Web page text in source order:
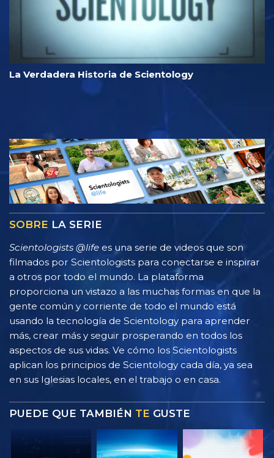
La Verdadera Historia de Scientology
SOBRE LA SERIE
Scientologists @life es una serie de videos que son
filmados por Scientologists para conectarse e inspirar
a otros por todo el mundo. La plataforma
proporciona un vistazo a las muchas formas en que la
gente común y corriente de todo el mundo está
usando la tecnología de Scientology para aprender
más, crear más y seguir prosperando en todos los
aspectos de sus vidas. Ve cómo los Scientologists
aplican los principios de Scientology cada día, ya sea
en sus Iglesias locales, en el trabajo o en casa.
PUEDE QUE TAMBIÉN TE GUSTE